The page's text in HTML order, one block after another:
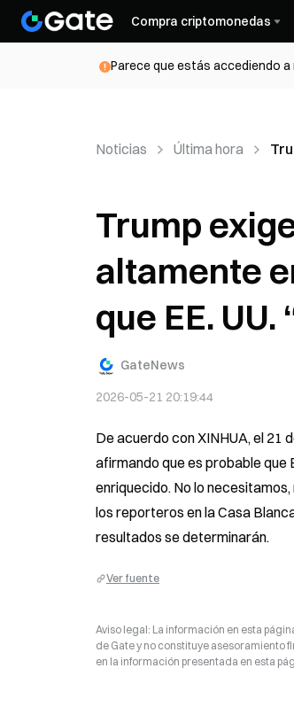
Compra criptomonedas
Parece que estás accediendo a
Noticias Última hora
Trump
altamente
que EE.
GateNews
2026-05-21 20:19:44
De acuerdo con XINHUA, el 21
afirmando que es probable que
enriquecido. No lo
los reporteros en la Casa
resultados se determinarán.
Ver fuente
Aviso legal: La información en esta
de Gate y no constituye asesoramiento
en la información presentada en esta